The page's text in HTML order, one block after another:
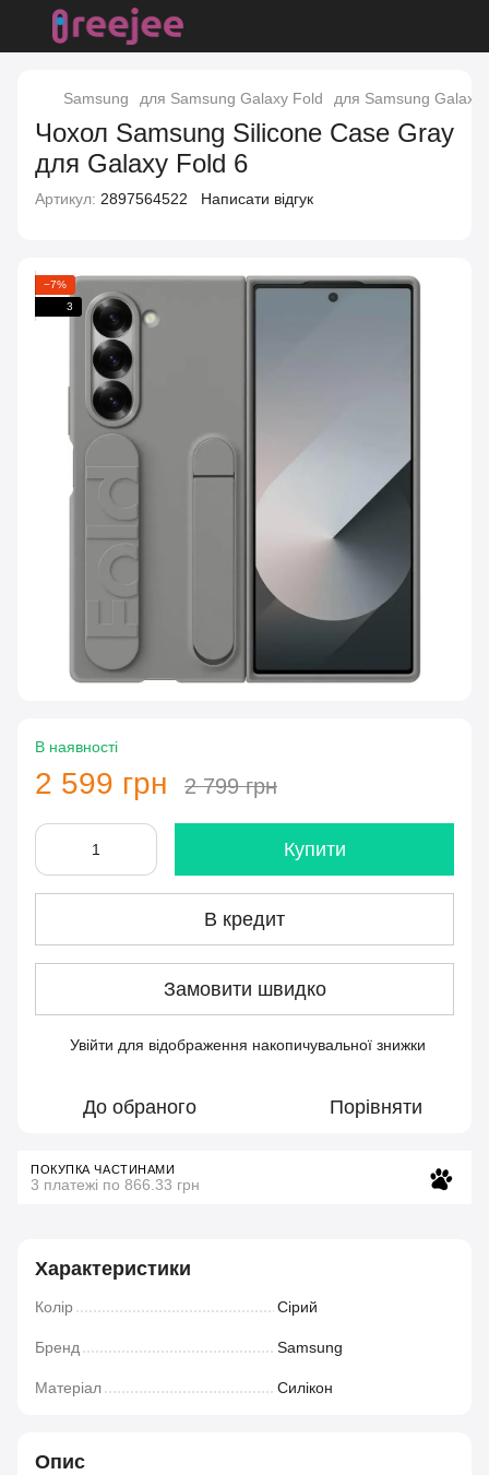
Samsung для Samsung Galaxy Fold для Samsung Galaxy
Чохол Samsung Silicone Case Gray
для Galaxy Fold 6
Артикул: 2897564522 Написати відгук
−7%
3
В наявності
2 599 грн 2 799 грн
Купити
В кредит
Замовити швидко
Увійти для відображення накопичувальної знижки
До обраного Порівняти
ПОКУПКА ЧАСТИНАМИ
3 платежі по 866.33 грн
Характеристики
Колір Сірий
Бренд Samsung
Матеріал Силікон
Опис